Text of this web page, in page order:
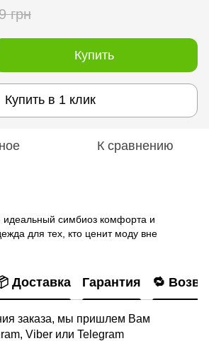
грн
Купить
Купить в 1 клик
К сравнению
симбиоз комфорта и
для тех, кто ценит моду вне
Доставка Гарантия 🔁
заказа, мы пришлем Вам
Viber или Telegram